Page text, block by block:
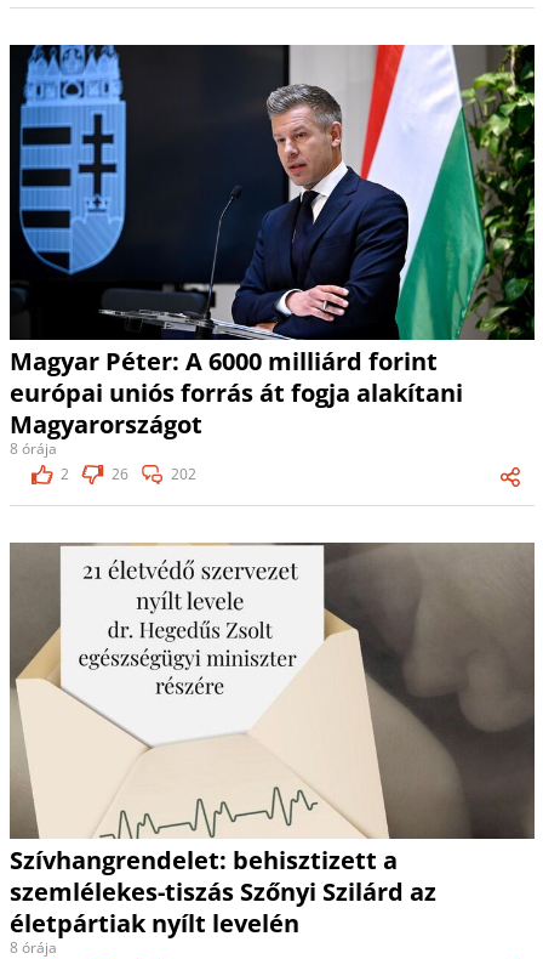
Magyar Péter: A 6000 milliárd forint
európai uniós forrás át fogja alakítani
Magyarországot
8 órája
2
26 202
Szívhangrendelet: behisztizett a
szemlélekes-tiszás Szőnyi Szilárd az
életpártiak nyílt levelén
8 órája